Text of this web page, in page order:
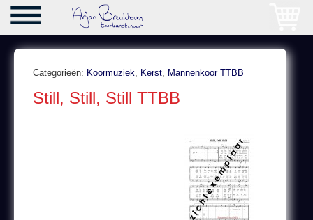
Categorieën: Koormuziek, Kerst, Mannenkoor TTBB
Still, Still, Still TTBB